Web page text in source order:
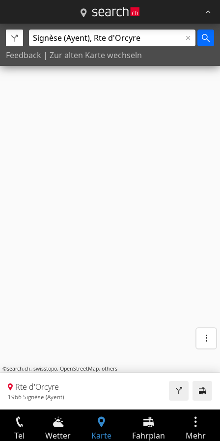
Feedback | Zur alten Karte wechseln
©search.ch, swisstopo, OpenStreetMap, others
Rte d'Orcyre
1966 Signèse (Ayent)
Tel Wetter Karte Fahrplan Mehr